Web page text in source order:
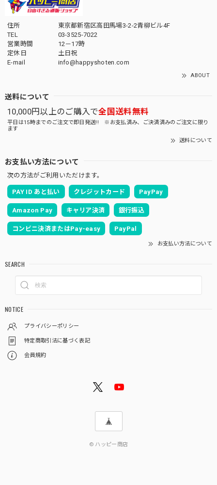
住所
東京都新宿区高田馬場3-2-2青柳ビル4F
TEL
03-3525-7022
営業時間
12－17時
定休日
土日祝
E-mail
info@happyshoten.com
ABOUT
送料について
10,000円以上のご購入で全国送料無料
平日は15時までのご注文で即日発送!! ※お支払済み、ご決済済みのご注文に限り
ます
送料について
お支払い方法について
次の方法がご利用いただけます。
PAY ID あと払い クレジットカード PayPay
Amazon Pay キャリア決済 銀行振込
コンビニ決済またはPay-easy PayPal
お支払い方法について
SEARCH
NOTICE
プライバシーポリシー
特定商取引法に基づく表記
会員規約
© ハッピー商店